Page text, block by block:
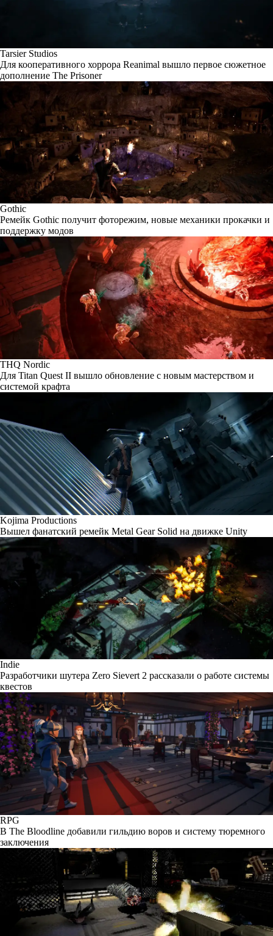
Tarsier Studios
Для кооперативного хоррора Reanimal вышло первое сюжетное
дополнение The Prisoner
Gothic
Ремейк Gothic получит фоторежим, новые механики прокачки и
поддержку модов
THQ Nordic
Для Titan Quest II вышло обновление с новым мастерством и
системой крафта
Kojima Productions
Вышел фанатский ремейк Metal Gear Solid на движке Unity
Indie
Разработчики шутера Zero Sievert 2 рассказали о работе системы
квестов
RPG
В The Bloodline добавили гильдию воров и систему тюремного
заключения